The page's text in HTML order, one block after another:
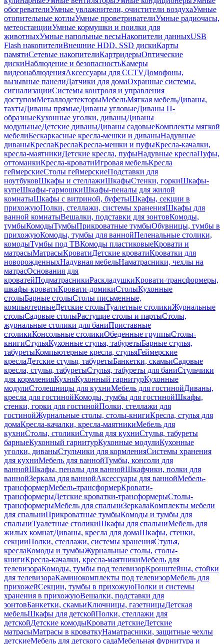
обогревателиУмные увлажнители, очистители воздухаУмные
отопительные котлыУмные проветривателиУмные радиочасы,
метеостанцииУмные кормушки и поилки для
животныхУмные напольные весыНакопители данныхUSB
Flash накопителиВнешние HDD, SSD дискиКарты
памятиСетевые накопителиКартридерыОптические
дискиНаблюдение и безопасностьКамеры
видеонаблюденияАксессуары для CCTVДомофоны,
вызывные панелиДатчики для домаОхранные системы,
сигнализацииСистемы контроля и управления
доступомМеталлодетекторыМебельМягкая мебельДиваны,
тахтыДиваны прямыеДиваны угловыеДиваны П-
образныеКухонные уголки, диваныДиваны
модульныеДетские диваныДиваны садовыеКомплекты мягкой
мебелиБескаркасные кресла-мешки и диваныНадувные
диваныКреслаКреслаКресла-мешки и пуфыКресла-качалки,
кресла-маятникиДетские кресла, пуфыНадувные креслаПуфы,
оттоманкиКресла-кроватиИгровая мебельКресла
геймерскиеСтолы геймерскиеПодставки для
ноутбуковШкафы и стеллажиШкафыСтенки, горкиШкафы-
купеШкафы-гармошкиШкафы-пеналы для жилой
комнатыШкафы с витриной, буфетыШкафы, секции в
прихожуюПолки, стеллажи, системы храненияШкафы для
ванной комнатыВешалки, подставки для зонтовКомоды,
тумбыКомодыТумбыПрикроватные тумбыОбувницы, тумбы в
прихожуюКомоды, тумбы для ваннойПеленальные столики,
комодыТумбы под ТВКомоды пластиковыеКровати и
матрасыМатрасыКроватиДетские кроватиКроватки для
новорожденныхНадувная мебельНаматрасники, чехлы на
матрасОснования для
кроватейПодматрасникиРаскладушкиКровати-трансформеры,
шкафы-кроватиКровати-домикиСтолыКухонные
столыБарные столыСтолы письменные,
компьютерныеДетские столыТуалетные столикиЖурнальные
столыСадовые столыРастущие столы и партыСтолы,
журнальные столики для баниПриставные
столикиКонсольные столикиОбеденные группыСтолы-
книгиСтульяКухонные стулья, табуретыБарные стулья,
табуретыКомпьютерные кресла, стульяГеймерские
креслаДетские стулья, табуретыБанкетки, скамьиСадовые
кресла, стулья, табуретыСтулья, табуреты для баниСтульчики
для кормленияКухняКухонный гарнитурКухонные
модулиСтолешницы для кухниМебель для гостинойДиваны,
кресла для гостинойКомоды, тумбы для гостинойШкафы,
стенки, горки для гостинойПолки, стеллажи для
гостинойЖурнальные столы, столы-книгиКресла, стулья для
домаКресла-качалки, кресла-маятникиМебель для
кухниСтолы, столикиСтулья для кухниСтулья, табуреты
барныеКухонный гарнитурКухонные модулиКухонные
уголки, диваныСтульчики для кормленияСистемы хранения
для кухниМебель для ваннойТумбы, консоли для
ваннойШкафы, пеналы для ваннойШкафчики, полки для
ваннойЗеркала для ваннойАксессуары для ваннойМебель-
трансформерМебель-трансформерКровати-
трансформерыДетские кроватки-трансформерыСтолы-
трансформерыМебель для спальниЗеркалаКомплекты мебели
для спальниПрикроватные тумбыКомоды и тумбы для
спальниТуалетные столикиШкафы для спальниМебель для
жилых комнатДиваны, кресла для домаШкафы, стенки,
секцииПолки, стеллажи, системы храненияСтулья,
креслаКомоды и тумбыЖурнальные столы, столы-
книгиКресла-качалки, кресла-маятникиМебель для
телевизораКомоды, тумбы под телевизорКронштейны, стойки
для телевизораКаминокомплекты под телевизорМебель для
прихожейСекции, тумбы в прихожуюПолки и системы
хранения в прихожуюВешалки, подставки для
зонтовБанкетки, скамьиКлючницы, газетницыДетская
мебельШкафы для детскойПолки, стеллажи для
детскойДетские комодыКровати детскиеДетские
матрасыМатрасы в кроваткуНаматрасники, защитные чехлы
детскиеМебель для детского садаМебельная фурнитура и